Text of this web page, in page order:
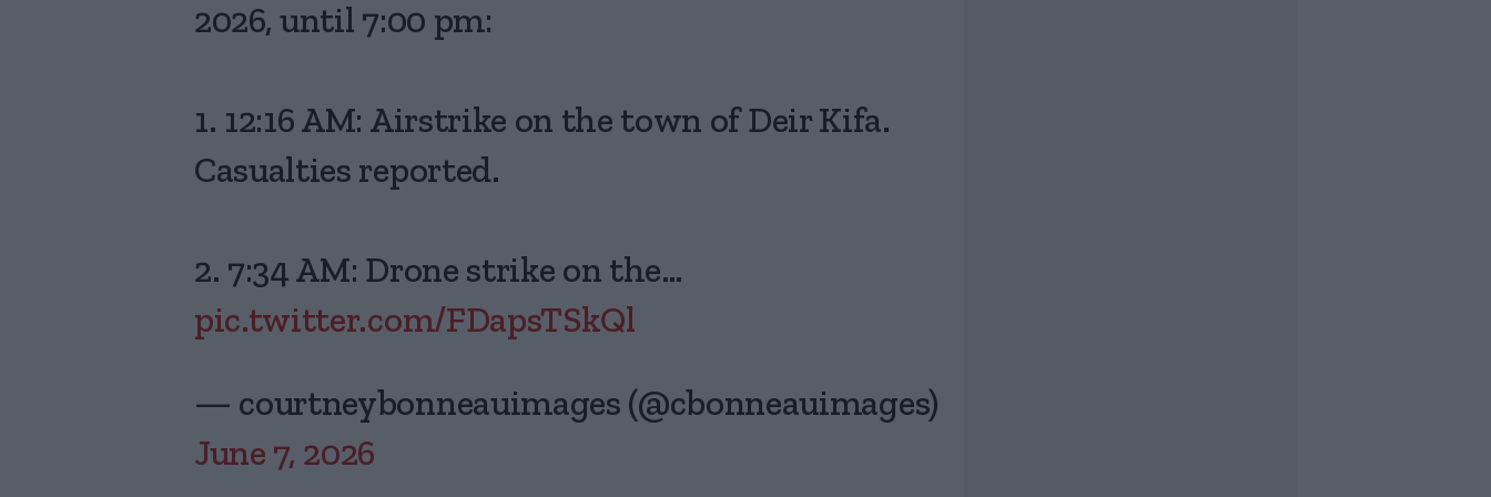
2026, until 7:00 pm:
1. 12:16 AM: Airstrike on the town of Deir Kifa.
Casualties reported.
2. 7:34 AM: Drone strike on the…
pic.twitter.com/FDapsTSkQl
— courtneybonneauimages (@cbonneauimages)
June 7, 2026